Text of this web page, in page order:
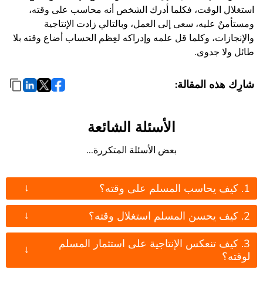
استغلال الوقت، فكلما أدرك الشخص أنه محاسب على وقته،
ومستأمنٌ عليه، سعى إلى العمل، وبالتالي زادت الإنتاجية
والإنجازات، وكلما قل علمه وإدراكه لعِظم الحساب أضاع وقته بلا
طائل ولا جدوى.
شارِك هذه المقالة:
الأسئلة الشائعة
بعض الأسئلة المتكررة...
1. كيف يحاسب المسلم على وقته؟ ↓
2. كيف يحسن المسلم استغلال وقته؟ ↓
3. كيف تنعكس الإنتاجية على استثمار المسلم
لوقته؟
↓